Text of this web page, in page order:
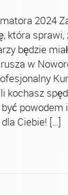
2024
która
będzie
w
kochasz
Ciebie! […]